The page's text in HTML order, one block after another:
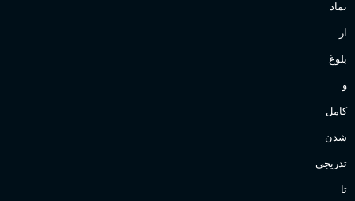
نماد
از
بلوغ
و
کامل
شدن
تدریجی
تا